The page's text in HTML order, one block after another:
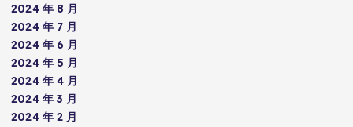
2024 年 8 月
2024 年 7 月
2024 年 6 月
2024 年 5 月
2024 年 4 月
2024 年 3 月
2024 年 2 月